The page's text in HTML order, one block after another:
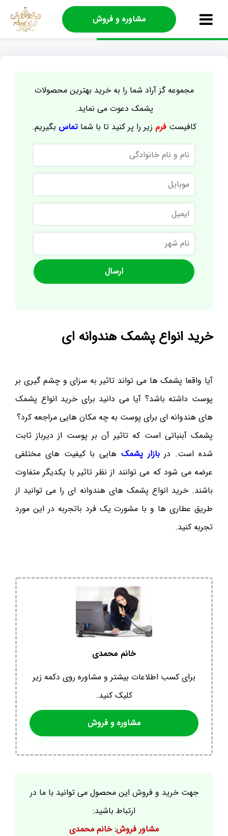
مشاوره و فروش
مجموعه گز آراد شما را به خرید بهترین محصولات
پشمک دعوت می نماید.
کافیستفرم زیر را پر کنید تا با شماتماس بگیریم.
نام
و
نام
خانوادگی
موبایل
ایمیل
نام
شهر
خرید انواع پشمک هندوانه ای
آیا واقعا پشمک ها می تواند تاثیر به سزای و چشم گیری بر
پوست داشته باشد؟ آیا می دانید برای خرید انواع پشمک
های هندوانه ای برای پوست به چه مکان هایی مراجعه کرد؟
پشمک آبنباتی است که تاثیر آن بر پوست از دیرباز ثابت
شده است. دربازار پشمک هایی با کیفیت های مختلفی
عرضه می شود که می توانند از نظر تاثیر با یکدیگر متفاوت
باشند. خرید انواع پشمک های هندوانه ای را می توانید از
طریق عطاری ها و با مشورت یک فرد باتجربه در این مورد
تجربه کنید.
خانم محمدی
برای کسب اطلاعات بیشتر و مشاوره روی دکمه زیر
کلیک کنید.
مشاوره و فروش
جهت خرید و فروش این محصول می توانید با ما در
ارتباط باشید:
مشاور فروش: خانم محمدی